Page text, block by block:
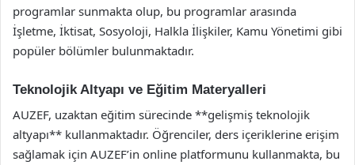
programlar sunmakta olup, bu programlar arasında
İşletme, İktisat, Sosyoloji, Halkla İlişkiler, Kamu Yönetimi gibi
popüler bölümler bulunmaktadır.
Teknolojik Altyapı ve Eğitim Materyalleri
AUZEF, uzaktan eğitim sürecinde **gelişmiş teknolojik
altyapı** kullanmaktadır. Öğrenciler, ders içeriklerine erişim
sağlamak için AUZEF’in online platformunu kullanmakta, bu